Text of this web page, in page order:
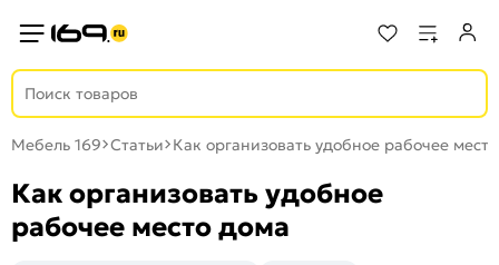
Мебель 169 Статьи Как организовать удобное рабочее
Как организовать удобное
рабочее место дома